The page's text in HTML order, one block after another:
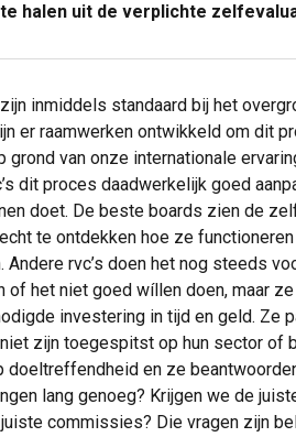
halen uit de verplichte
inmiddels standaard bij het
er raamwerken ontwikkeld om dit
grond van onze internationale
dit proces daadwerkelijk goed
doet. De beste boards zien de
te ontdekken hoe ze
Andere rvc’s doen het nog steeds
of het niet goed wíllen doen, maar
investering in tijd en geld. Ze
zijn toegespitst op hun sector of
doeltreffendheid en ze
lang genoeg? Krijgen we de
commissies? Die vragen zijn